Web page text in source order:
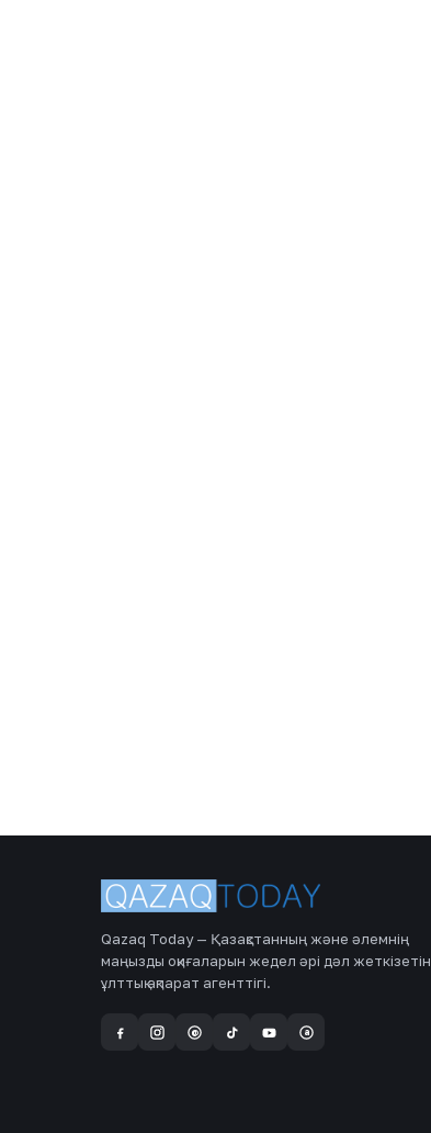
Qazaq Today — Қазақстанның және әлемнің
маңызды оқиғаларын жедел әрі дәл жеткізетін
ұлттық ақпарат агенттігі.
@ a